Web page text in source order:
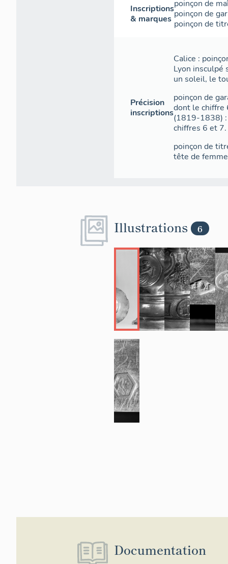
- une croix
- trois
- allégorie de
enfants
- allégorie
flambeau.
- saint Pierre.
5)
A) Poinçons
Six poinçons,
- poinçon de
le tout inscrit
l'ancienne
- altérations :
; dorure très
Inscriptions
& marques
poinçon de
poinçon de
poinçon de
Précision
inscriptions
Calice :
Lyon insculpé
un soleil, le
poinçon de
dont le chiffre
(1819-1838) :
chiffres 6 et 7.
poinçon de
tête de
Illustrations 6
Documentation